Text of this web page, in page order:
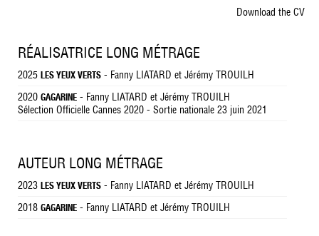
Download the CV
RÉALISATRICE LONG MÉTRAGE
2025 LES YEUX VERTS - Fanny LIATARD et Jérémy TROUILH
2020 GAGARINE - Fanny LIATARD et Jérémy TROUILH
Sélection Officielle Cannes 2020 - Sortie nationale 23 juin 2021
AUTEUR LONG MÉTRAGE
2023 LES YEUX VERTS - Fanny LIATARD et Jérémy TROUILH
2018 GAGARINE - Fanny LIATARD et Jérémy TROUILH